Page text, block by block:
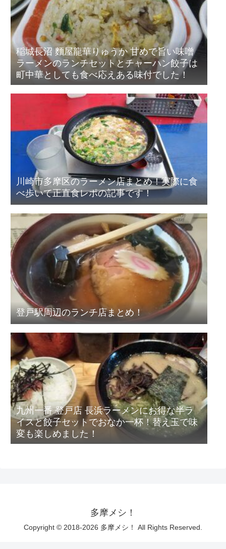
稲城長沼 麵屋龍華りゅうか 甘めで旨い味噌
ラーメンのランチセットとチャーハン餃子は
町中華としても食べ応えある味付でした！
川崎市多摩区のラーメン店まとめ！実際に食
べ歩いて正直食レポの記事です！
登戸駅周辺のランチ店まとめ！
九州一番 登戸店 長浜ラーメンにお得な半ラ
イスと餃子セットでおなか一杯！替え玉で味
変も楽しめました！
多摩メシ！
Copyright © 2018-2026 多摩メシ！ All Rights Reserved.